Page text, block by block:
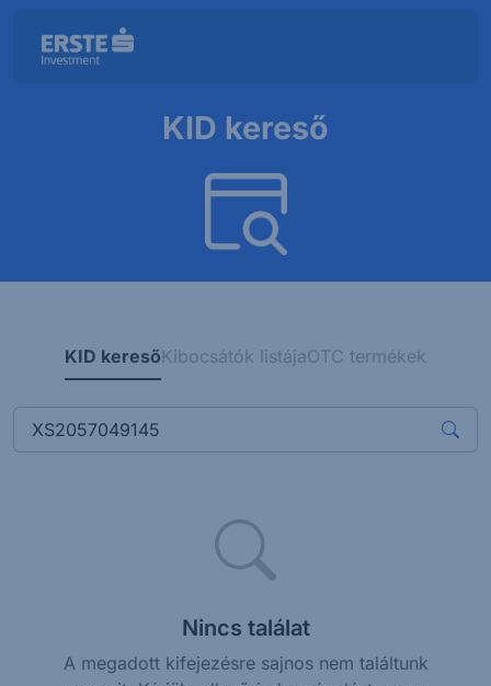
KID kereső
KID keresőKibocsátók listájaOTC termékek
Nincs találat
A megadott kifejezésre sajnos nem találtunk